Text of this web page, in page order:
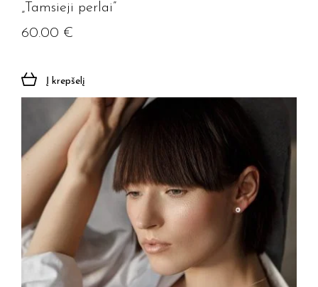
„Tamsieji perlai”
60.00 €
Į krepšelį